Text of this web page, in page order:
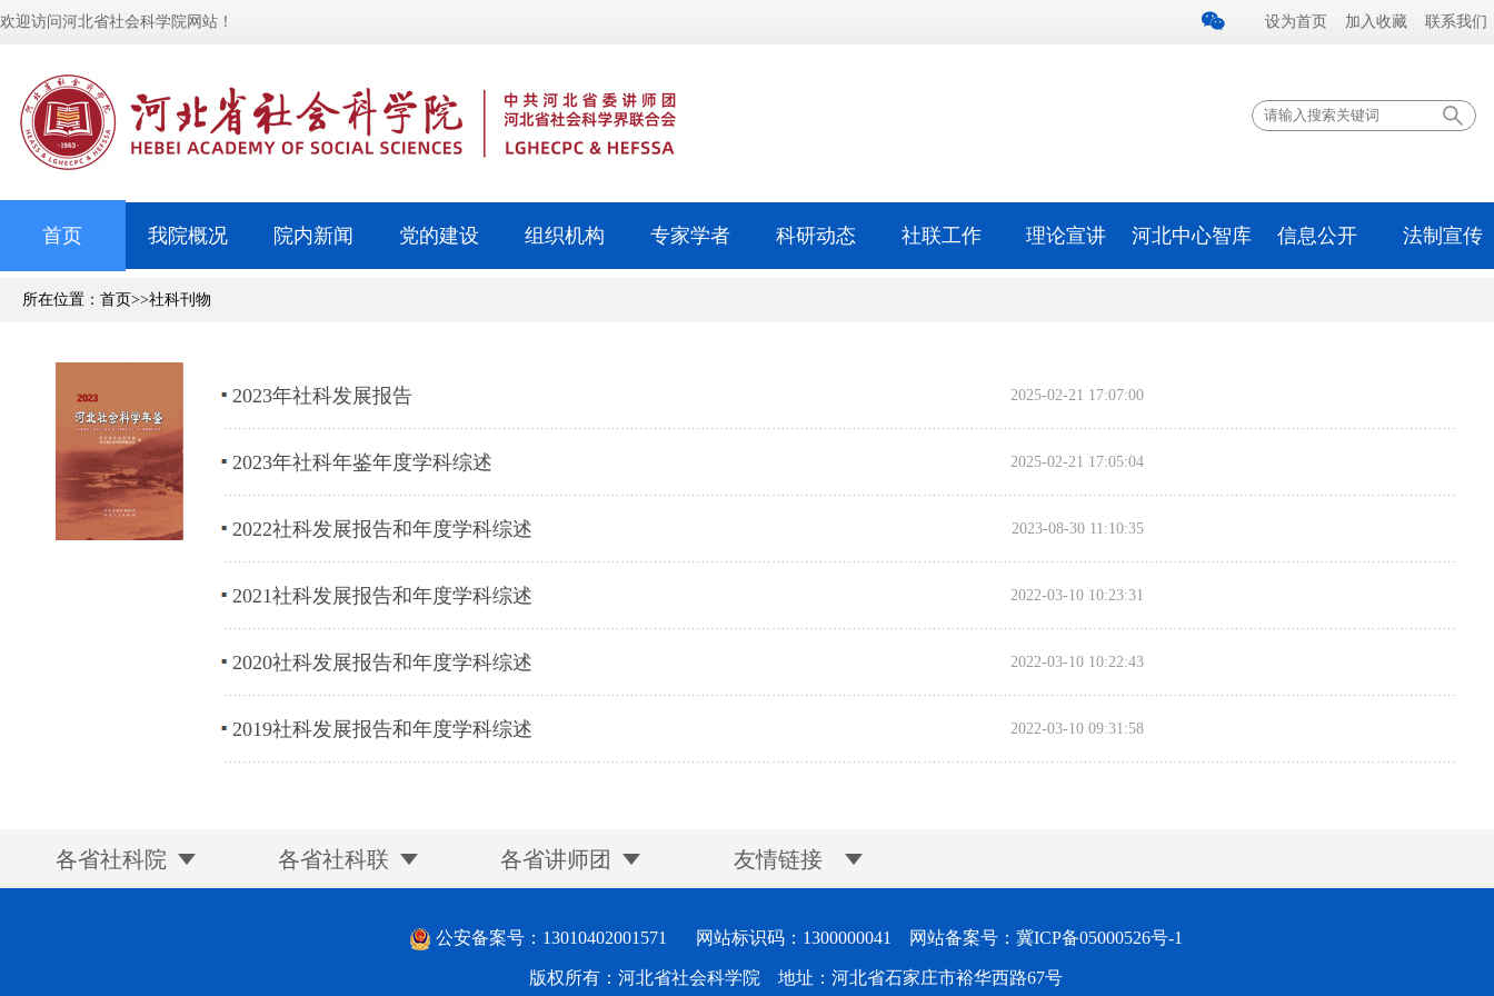
欢迎访问河北省社会科学院网站！ 设为首页 加入收藏 联系我们
首页 我院概况 院内新闻 党的建设 组织机构 专家学者 科研动态 社联工作 理论宣讲 河北中心智库 信息公开 法制宣传
所在位置： 首页>>社科刊物
2023年社科发展报告 2025-02-21 17:07:00
2023年社科年鉴年度学科综述 2025-02-21 17:05:04
2022社科发展报告和年度学科综述 2023-08-30 11:10:35
2021社科发展报告和年度学科综述 2022-03-10 10:23:31
2020社科发展报告和年度学科综述 2022-03-10 10:22:43
2019社科发展报告和年度学科综述 2022-03-10 09:31:58
各省社科院 各省社科联 各省讲师团 友情链接
公安备案号：13010402001571 网站标识码：1300000041 网站备案号：冀ICP备05000526号-1
版权所有：河北省社会科学院 地址：河北省石家庄市裕华西路67号